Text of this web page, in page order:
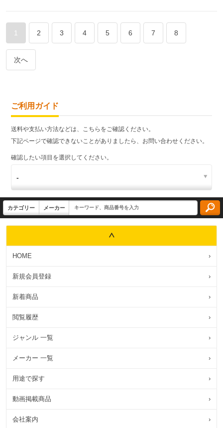
1 2 3 4 5 6 7 8
次へ
ご利用ガイド
送料や支払い方法などは、こちらをご確認ください。
下記ページで確認できないことがありましたら、お問い合わせください。
確認したい項目を選択してください。
HOME ›
新規会員登録 ›
新着商品 ›
閲覧履歴 ›
ジャンル 一覧 ›
メーカー 一覧 ›
用途で探す ›
動画掲載商品 ›
会社案内 ›